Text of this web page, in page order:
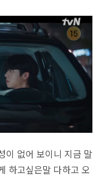
이 없어 보이니 지금 말
하고싶은말 다하고 오